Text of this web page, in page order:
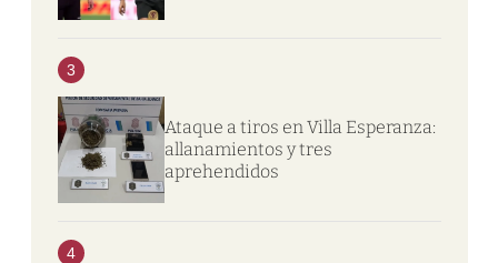
3
Ataque a tiros en Villa Esperanza:
allanamientos y tres
aprehendidos
4